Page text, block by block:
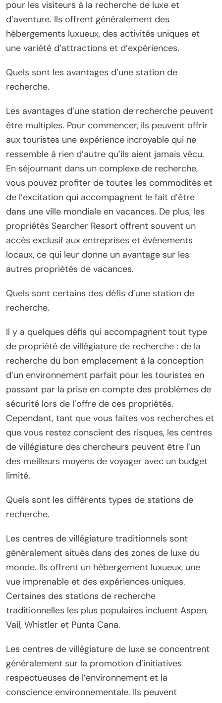
pour les visiteurs à la recherche de luxe et
d’aventure. Ils offrent généralement des
hébergements luxueux, des activités uniques et
une variété d’attractions et d’expériences.
Quels sont les avantages d’une station de
recherche.
Les avantages d’une station de recherche peuvent
être multiples. Pour commencer, ils peuvent offrir
aux touristes une expérience incroyable qui ne
ressemble à rien d’autre qu’ils aient jamais vécu.
En séjournant dans un complexe de recherche,
vous pouvez profiter de toutes les commodités et
de l’excitation qui accompagnent le fait d’être
dans une ville mondiale en vacances. De plus, les
propriétés Searcher Resort offrent souvent un
accès exclusif aux entreprises et événements
locaux, ce qui leur donne un avantage sur les
autres propriétés de vacances.
Quels sont certains des défis d’une station de
recherche.
Il y a quelques défis qui accompagnent tout type
de propriété de villégiature de recherche : de la
recherche du bon emplacement à la conception
d’un environnement parfait pour les touristes en
passant par la prise en compte des problèmes de
sécurité lors de l’offre de ces propriétés.
Cependant, tant que vous faites vos recherches et
que vous restez conscient des risques, les centres
de villégiature des chercheurs peuvent être l’un
des meilleurs moyens de voyager avec un budget
limité.
Quels sont les différents types de stations de
recherche.
Les centres de villégiature traditionnels sont
généralement situés dans des zones de luxe du
monde. Ils offrent un hébergement luxueux, une
vue imprenable et des expériences uniques.
Certaines des stations de recherche
traditionnelles les plus populaires incluent Aspen,
Vail, Whistler et Punta Cana.
Les centres de villégiature de luxe se concentrent
généralement sur la promotion d’initiatives
respectueuses de l’environnement et la
conscience environnementale. Ils peuvent